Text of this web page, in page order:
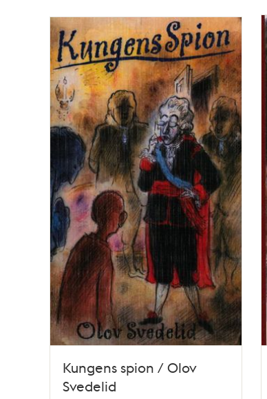
Kungens spion / Olov
Svedelid